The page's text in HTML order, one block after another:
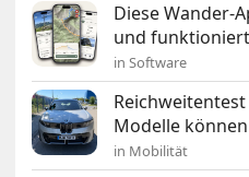
Diese Wander-
und
in Software
Modelle
in Mobilität